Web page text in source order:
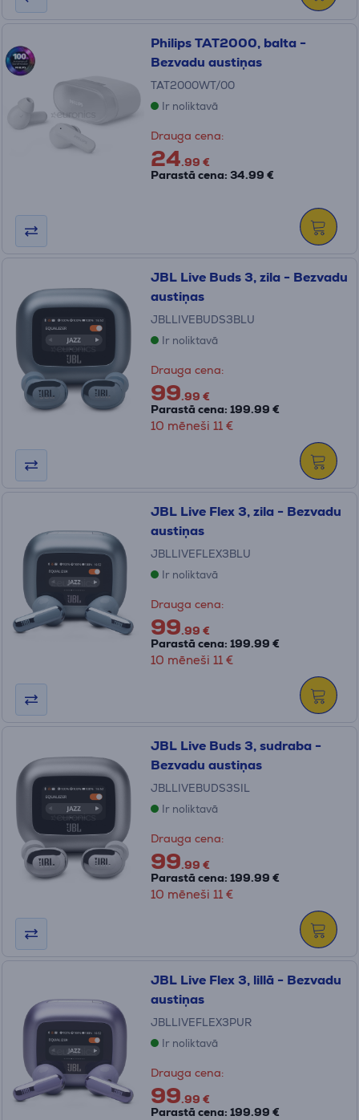
Philips TAT2000, balta -
Bezvadu austiņas
TAT2000WT/00
Ir noliktavā
Drauga cena:
24.99 €
Parastā cena: 34.99 €
JBL Live Buds 3, zila - Bezvadu
austiņas
JBLLIVEBUDS3BLU
Ir noliktavā
Drauga cena:
99.99 €
Parastā cena: 199.99 €
10 mēneši 11 €
JBL Live Flex 3, zila - Bezvadu
austiņas
JBLLIVEFLEX3BLU
Ir noliktavā
Drauga cena:
99.99 €
Parastā cena: 199.99 €
10 mēneši 11 €
JBL Live Buds 3, sudraba -
Bezvadu austiņas
JBLLIVEBUDS3SIL
Ir noliktavā
Drauga cena:
99.99 €
Parastā cena: 199.99 €
10 mēneši 11 €
JBL Live Flex 3, lillā - Bezvadu
austiņas
JBLLIVEFLEX3PUR
Ir noliktavā
Drauga cena:
99.99 €
Parastā cena: 199.99 €